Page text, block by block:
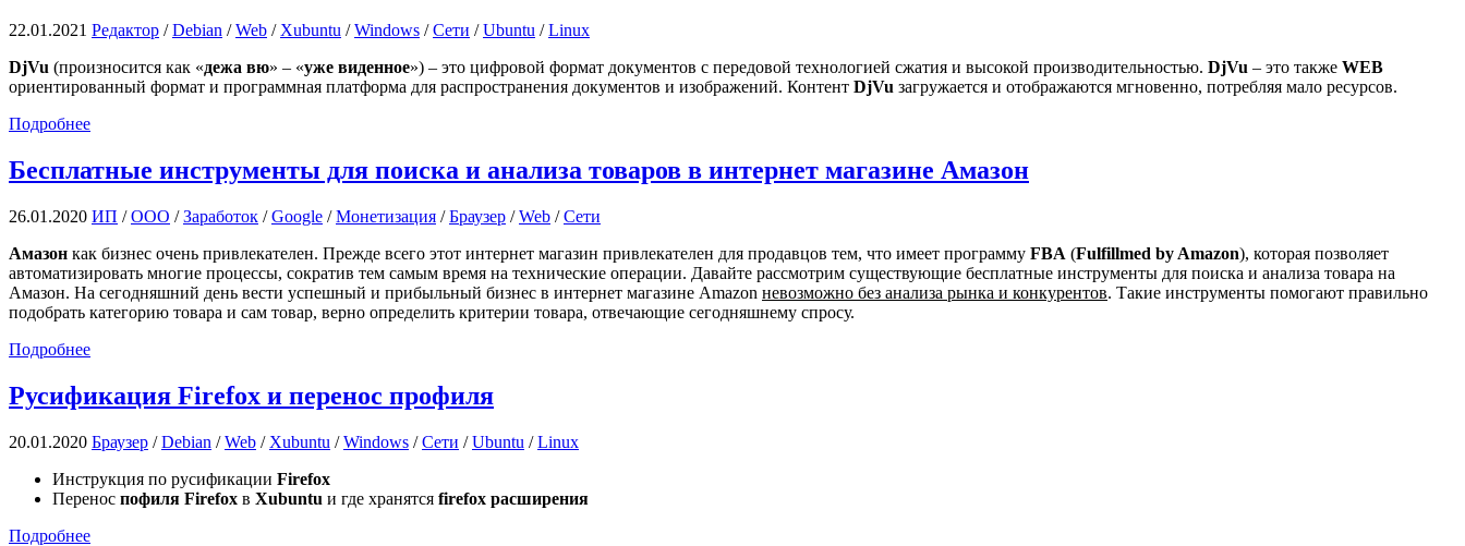
22.01.2021 Редактор /Debian /Web / Xubuntu /Windows /Сети /Ubuntu /Linux
DjVu (произносится как «дежа вю» – «уже виденное») – это цифровой формат документов с передовой технологией сжатия и высокой производительностью. DjVu – это также WEB
ориентированный формат и программная платформа для распространения документов и изображений. Контент DjVu загружается и отображаются мгновенно, потребляя мало ресурсов.
Подробнее
Бесплатные инструменты для поиска и анализа товаров в интернет магазине Амазон
26.01.2020 ИП /ООО /Заработок /Google /Монетизация /Браузер /Web /Сети
Амазон как бизнес очень привлекателен. Прежде всего этот интернет магазин привлекателен для продавцов тем, что имеет программу FBA (Fulfillmed by Amazon), которая позволяет
автоматизировать многие процессы, сократив тем самым время на технические операции. Давайте рассмотрим существующие бесплатные инструменты для поиска и анализа товара на
Амазон. На сегодняшний день вести успешный и прибыльный бизнес в интернет магазине Amazon невозможно без анализа рынка и конкурентов. Такие инструменты помогают правильно
подобрать категорию товара и сам товар, верно определить критерии товара, отвечающие сегодняшнему спросу.
Подробнее
Русификация Firefox и перенос профиля
20.01.2020 Браузер /Debian /Web / Xubuntu /Windows /Сети /Ubuntu /Linux
Инструкция по русификации Firefox
Перенос пофиля Firefox в Xubuntu и где хранятся firefox расширения
Подробнее